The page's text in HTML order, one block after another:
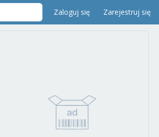
Zaloguj się Zarejestruj się